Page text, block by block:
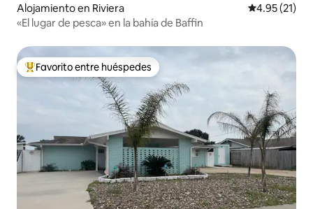
Alojamiento en Riviera Calificación
4.95 (21)
«El lugar de pesca» en la bahía de Baffin
Favorito entre huéspedes preferido
Favorito entre huéspedes